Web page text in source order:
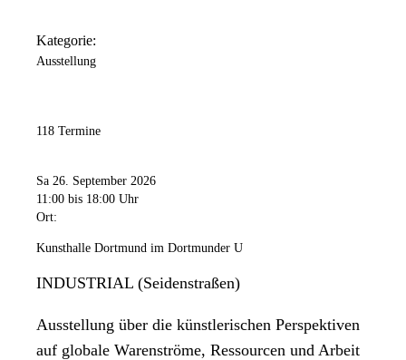
Kategorie:
Ausstellung
118 Termine
Sa 26. September 2026
11:00 bis 18:00 Uhr
Ort:
Kunsthalle Dortmund im Dortmunder U
INDUSTRIAL (Seidenstraßen)
Ausstellung über die künstlerischen Perspektiven
auf globale Warenströme, Ressourcen und Arbeit